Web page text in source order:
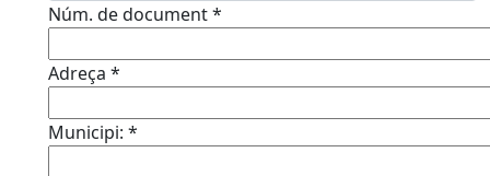
Núm. de document*
Adreça *
Municipi: *